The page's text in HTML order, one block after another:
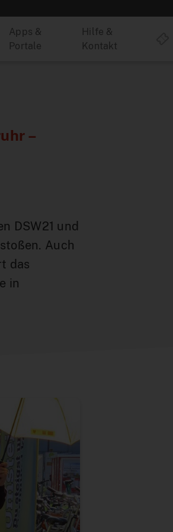
Apps &
Portale
Hilfe &
Kontakt
–
DSW21 und
Auch
das
in